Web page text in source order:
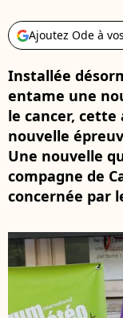
Ajoutez Ode à
Installée
entame une
le cancer,
nouvelle
Une nouvelle
compagne de
concernée par